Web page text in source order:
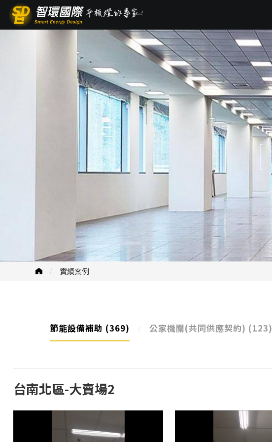
實績案例
節能設備補助 (369) 公家機關(共同供應契約) (123)
台南北區-大賣場2